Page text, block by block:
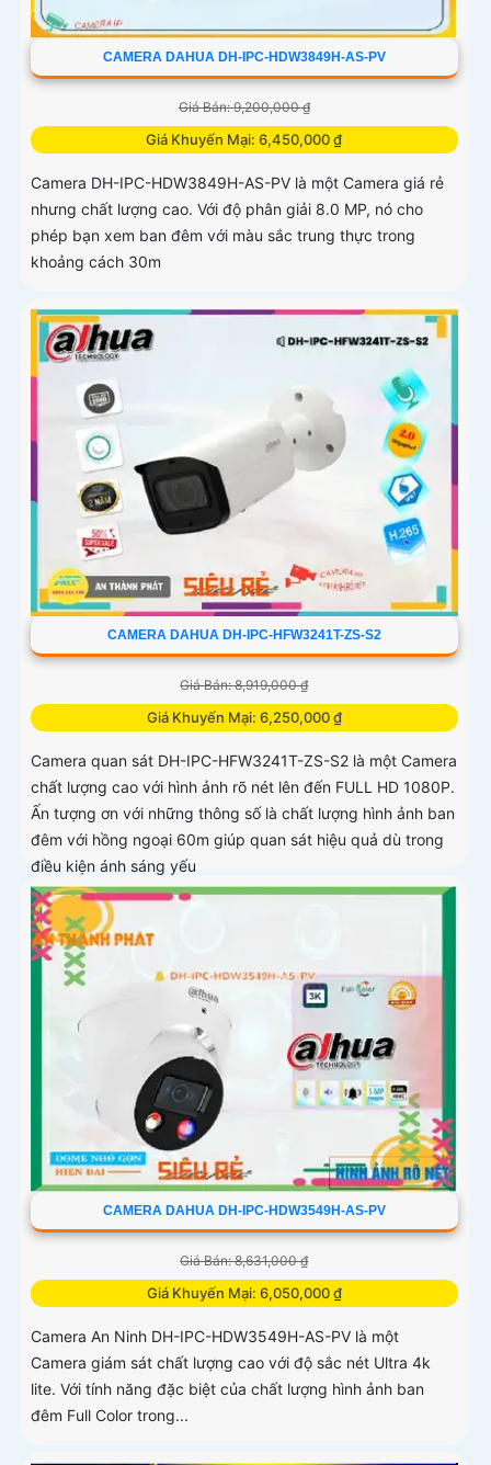
CAMERA DAHUA DH-IPC-HDW3849H-AS-PV
Giá Bán: 9,200,000 ₫
Giá Khuyến Mại: 6,450,000 ₫
Camera DH-IPC-HDW3849H-AS-PV là một Camera giá rẻ
nhưng chất lượng cao. Với độ phân giải 8.0 MP, nó cho
phép bạn xem ban đêm với màu sắc trung thực trong
khoảng cách 30m
CAMERA DAHUA DH-IPC-HFW3241T-ZS-S2
Giá Bán: 8,919,000 ₫
Giá Khuyến Mại: 6,250,000 ₫
Camera quan sát DH-IPC-HFW3241T-ZS-S2 là một Camera
chất lượng cao với hình ảnh rõ nét lên đến FULL HD 1080P.
Ấn tượng ơn với những thông số là chất lượng hình ảnh ban
đêm với hồng ngoại 60m giúp quan sát hiệu quả dù trong
điều kiện ánh sáng yếu
CAMERA DAHUA DH-IPC-HDW3549H-AS-PV
Giá Bán: 8,631,000 ₫
Giá Khuyến Mại: 6,050,000 ₫
Camera An Ninh DH-IPC-HDW3549H-AS-PV là một
Camera giám sát chất lượng cao với độ sắc nét Ultra 4k
lite. Với tính năng đặc biệt của chất lượng hình ảnh ban
đêm Full Color trong...